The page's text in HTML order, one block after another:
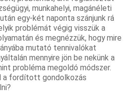
munkahelyi, magánéleti
egy-két naponta szánjunk rá
problémát végig visszük a
és megnézzük, hogy mire
mutató tennivalókat
mennyire jön be nekünk a
probléma megoldó módszer.
a fordított gondolkozás
?